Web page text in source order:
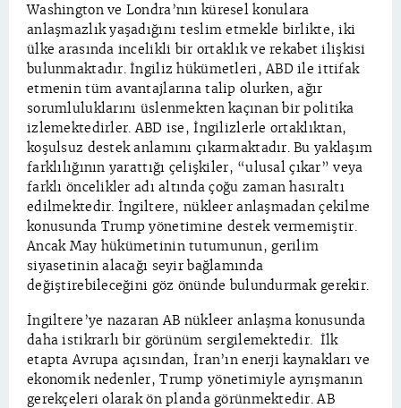
Washington ve Londra’nın küresel konulara
anlaşmazlık yaşadığını teslim etmekle birlikte, iki
ülke arasında incelikli bir ortaklık ve rekabet ilişkisi
bulunmaktadır. İngiliz hükümetleri, ABD ile ittifak
etmenin tüm avantajlarına talip olurken, ağır
sorumluluklarını üslenmekten kaçınan bir politika
izlemektedirler. ABD ise, İngilizlerle ortaklıktan,
koşulsuz destek anlamını çıkarmaktadır. Bu yaklaşım
farklılığının yarattığı çelişkiler, “ulusal çıkar” veya
farklı öncelikler adı altında çoğu zaman hasıraltı
edilmektedir. İngiltere, nükleer anlaşmadan çekilme
konusunda Trump yönetimine destek vermemiştir.
Ancak May hükümetinin tutumunun, gerilim
siyasetinin alacağı seyir bağlamında
değiştirebileceğini göz önünde bulundurmak gerekir.
İngiltere’ye nazaran AB nükleer anlaşma konusunda
daha istikrarlı bir görünüm sergilemektedir. İlk
etapta Avrupa açısından, İran’ın enerji kaynakları ve
ekonomik nedenler, Trump yönetimiyle ayrışmanın
gerekçeleri olarak ön planda görünmektedir. AB